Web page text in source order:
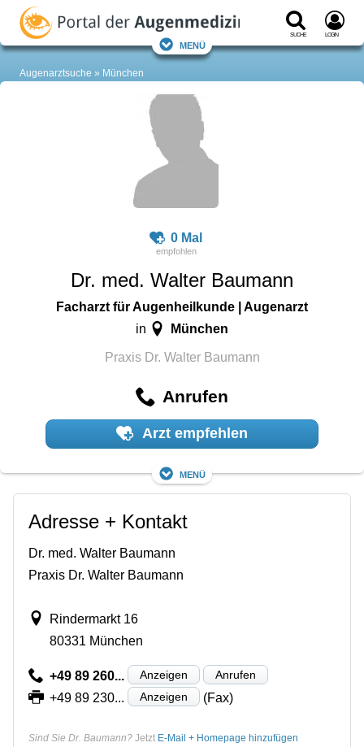
Suche Login
Menü
Augenarztsuche München
0 Mal
Dr. med. Walter Baumann
Facharzt für Augenheilkunde | Augenarzt
in München
Praxis Dr. Walter Baumann
Anrufen
Arzt empfehlen
Menü
Adresse + Kontakt
Dr. med. Walter Baumann
Praxis Dr. Walter Baumann
Rindermarkt 16
80331 München
+49 89 260... Anzeigen Anrufen
+49 89 230... Anzeigen (Fax)
Sind Sie Dr. Baumann? Jetzt E-Mail + Homepage hinzufügen